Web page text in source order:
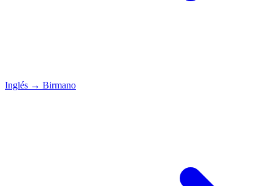
Inglés → Birmano